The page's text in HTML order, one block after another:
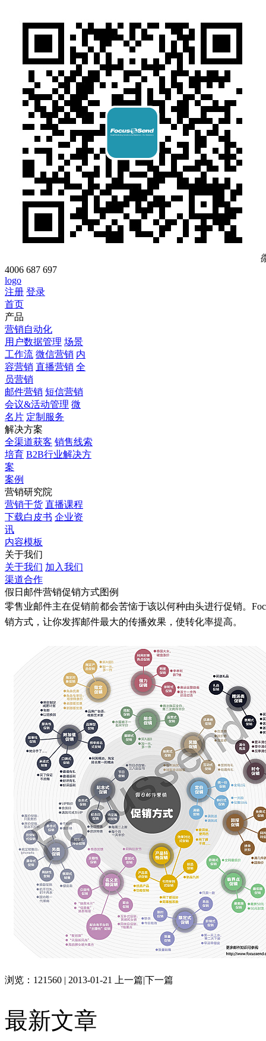
4006 687 697
logo
注册 登录
首页
产品
营销自动化
用户数据管理 场景
工作流 微信营销 内
容营销 直播营销 全
员营销
邮件营销 短信营销
会议&活动管理 微
名片 定制服务
解决方案
全渠道获客 销售线索
培育 B2B行业解决方
案
案例
营销研究院
营销干货 直播课程
下载白皮书 企业资
讯
内容模板
关于我们
关于我们 加入我们
渠道合作
假日邮件营销促销方式图例
零售业邮件主在促销前都会苦恼于该以何种由头进行促销。
销方式，让你发挥邮件最大的传播效果，使转化率提高。
浏览：121560 | 2013-01-21 上一篇|下一篇
最新文章